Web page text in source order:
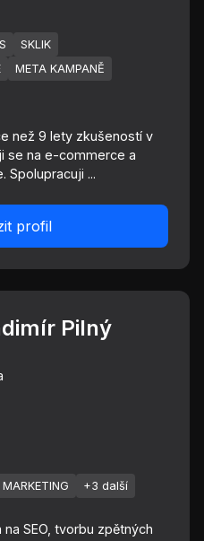
SKLIK
META KAMPANĚ
než 9 lety zkušeností v
se na e-commerce a
Spolupracuji ...
profil
Pilný
MARKETING +3 další
SEO, tvorbu zpětných